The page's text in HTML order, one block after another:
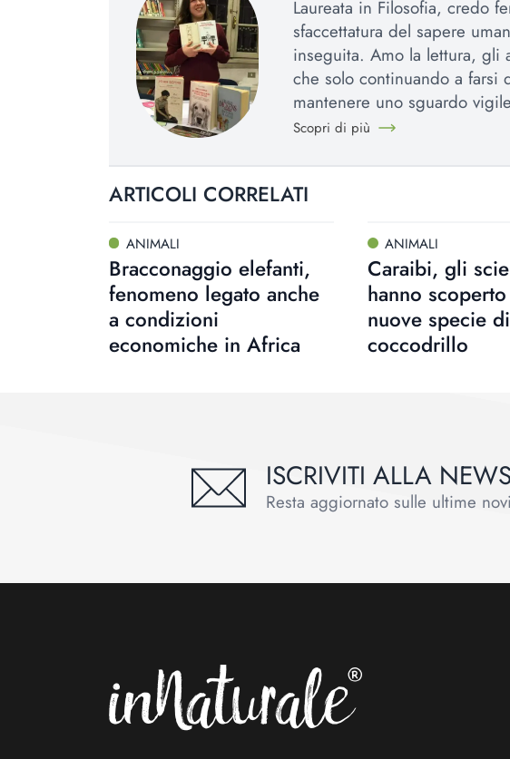
Laureata in Filosofia, credo
sfaccettatura del sapere
inseguita. Amo la lettura, gli
che solo continuando a farsi
mantenere uno sguardo
Scopri di più
ARTICOLI CORRELATI
ANIMALI
Bracconaggio elefanti,
fenomeno legato anche
a condizioni
economiche in Africa
ANIMALI
Caraibi, gli
hanno
nuove specie di
coccodrillo
ISCRIVITI ALLA
Resta aggiornato sulle ultime